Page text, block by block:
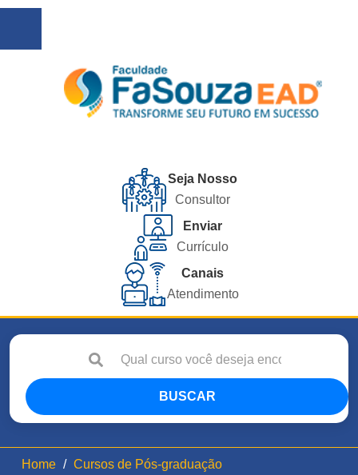
Seja Nosso
Consultor
Enviar
Currículo
Canais
Atendimento
BUSCAR
Home
Cursos de Pós-graduação